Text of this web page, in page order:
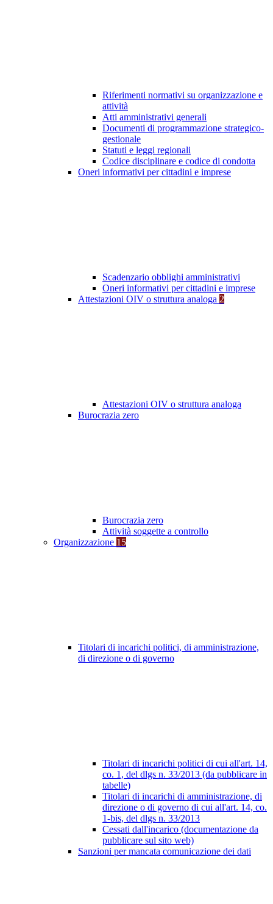
Riferimenti normativi su organizzazione e
attività
Atti amministrativi generali
Documenti di programmazione strategico-
gestionale
Statuti e leggi regionali
Codice disciplinare e codice di condotta
Oneri informativi per cittadini e imprese
Scadenzario obblighi amministrativi
Oneri informativi per cittadini e imprese
Attestazioni OIV o struttura analoga 2
Attestazioni OIV o struttura analoga
Burocrazia zero
Burocrazia zero
Attività soggette a controllo
Organizzazione 15
Titolari di incarichi politici, di amministrazione,
di direzione o di governo
Titolari di incarichi politici di cui all'art. 14,
co. 1, del dlgs n. 33/2013 (da pubblicare in
tabelle)
Titolari di incarichi di amministrazione, di
direzione o di governo di cui all'art. 14, co.
1-bis, del dlgs n. 33/2013
Cessati dall'incarico (documentazione da
pubblicare sul sito web)
Sanzioni per mancata comunicazione dei dati